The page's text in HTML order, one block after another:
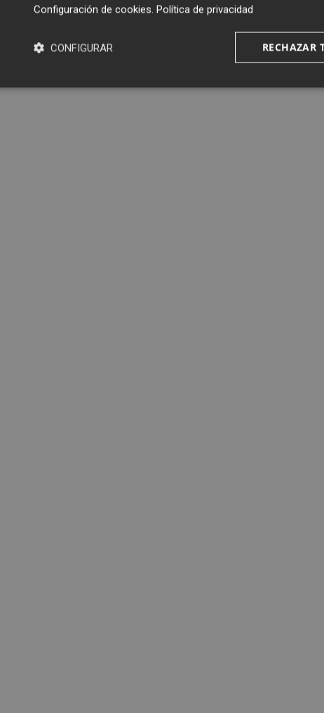
Configuración de cookies. Política de privacidad
RECHAZAR
CONFIGURAR